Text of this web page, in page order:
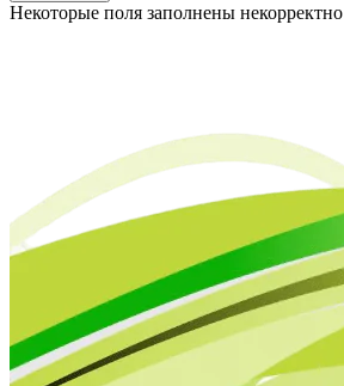
Некоторые поля заполнены некорректно